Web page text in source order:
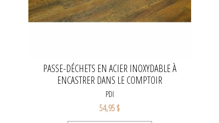
PASSE-DÉCHETS EN ACIER INOXYDABLE À
ENCASTRER DANS LE COMPTOIR
PDI
54,95 $